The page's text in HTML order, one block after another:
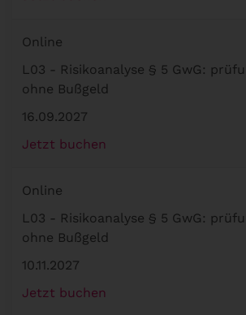
Online
L03 - Risikoanalyse § 5 GwG:
ohne Bußgeld
16.09.2027
Jetzt buchen
Online
L03 - Risikoanalyse § 5 GwG:
ohne Bußgeld
10.11.2027
Jetzt buchen